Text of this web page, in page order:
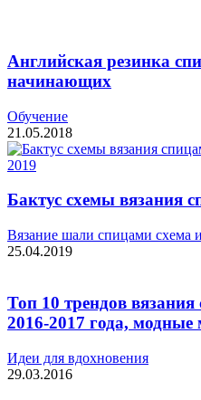
Английская резинка
начинающих
Обучение
21.05.2018
Бактус схемы вязания
Вязание шали спицами схема
25.04.2019
Топ 10 трендов
2016-2017 года, модные
Идеи для вдохновения
29.03.2016